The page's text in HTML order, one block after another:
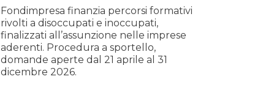
Fondimpresa finanzia percorsi formativi
rivolti a disoccupati e inoccupati,
finalizzati all’assunzione nelle imprese
aderenti. Procedura a sportello,
domande aperte dal 21 aprile al 31
dicembre 2026.